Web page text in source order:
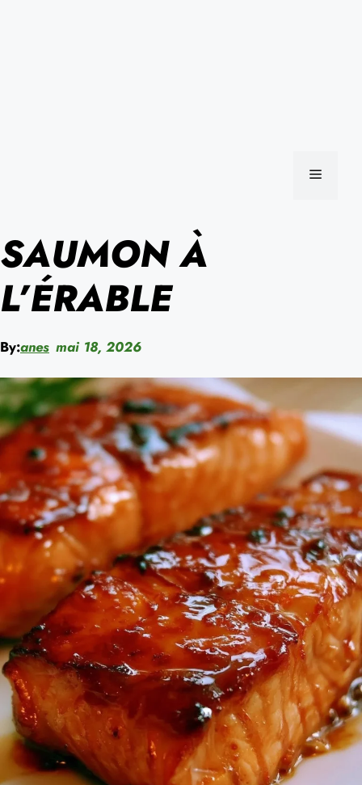
MENU
SAUMON À
L’ÉRABLE
By:anes mai 18, 2026